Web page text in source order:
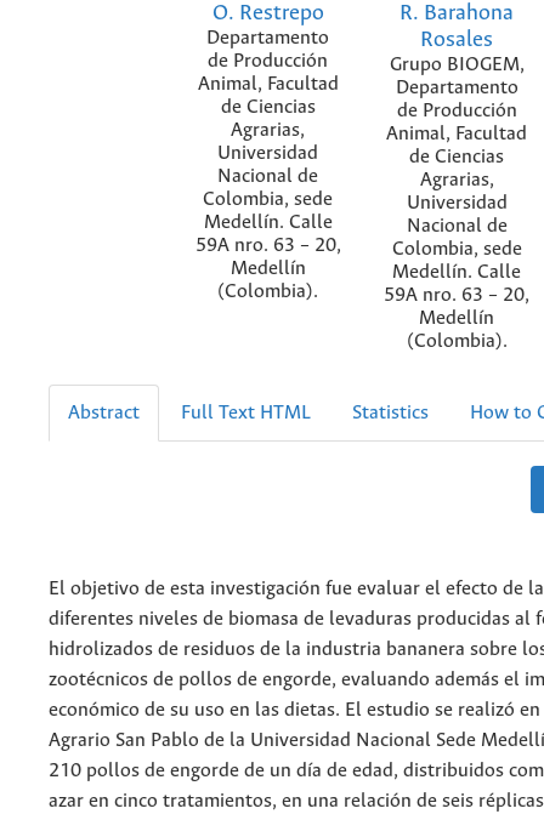
O. Restrepo
Departamento
de Producción
Animal, Facultad
de Ciencias
Agrarias,
Universidad
Nacional de
Colombia, sede
Medellín. Calle
59A nro. 63 – 20,
Medellín
(Colombia).
R. Barahona
Rosales
Grupo BIOGEM,
Departamento
de Producción
Animal, Facultad
de Ciencias
Agrarias,
Universidad
Nacional de
Colombia, sede
Medellín. Calle
59A nro. 63 – 20,
Medellín
(Colombia).
Abstract Full Text HTML Statistics How to
El objetivo de esta investigación fue evaluar el efecto de
diferentes niveles de biomasa de levaduras producidas al
hidrolizados de residuos de la industria bananera sobre
zootécnicos de pollos de engorde, evaluando además el
económico de su uso en las dietas. El estudio se realizó
Agrario San Pablo de la Universidad Nacional Sede
210 pollos de engorde de un día de edad, distribuidos
azar en cinco tratamientos, en una relación de seis